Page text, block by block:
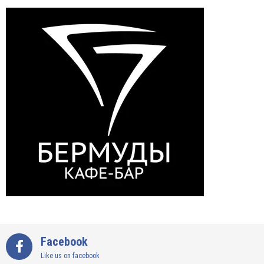
Facebook
Like us on facebook